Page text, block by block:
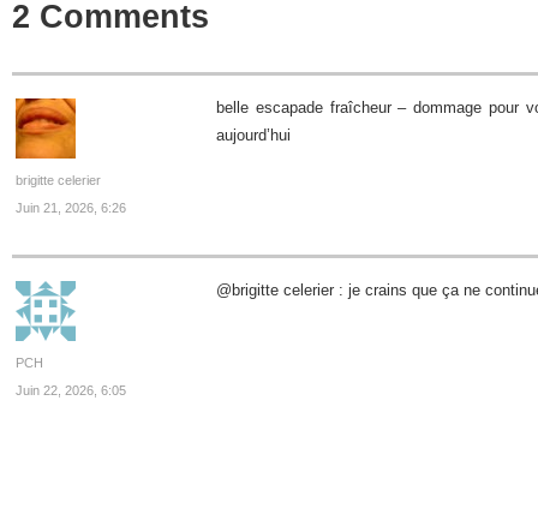
2 Comments
brigitte celerier
Juin 21, 2026, 6:26
belle escapade fraîcheur – dommage pour
aujourd’hui
PCH
Juin 22, 2026, 6:05
@brigitte celerier : je crains que ça ne